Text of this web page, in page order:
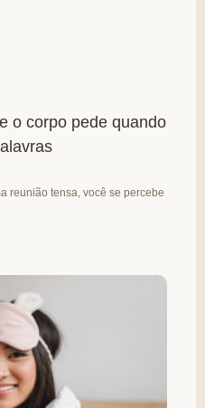
o corpo pede quando
reunião tensa, você se percebe